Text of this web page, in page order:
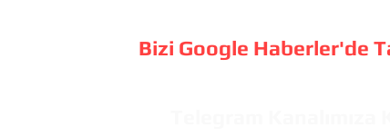
Bizi Google Haberler'de